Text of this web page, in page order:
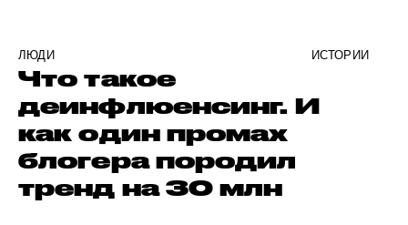
ЛЮДИ ИСТОРИИ
Что такое
деинфлюенсинг. И
как один промах
блогера породил
тренд на 30 млн